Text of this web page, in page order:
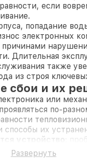
если
попадание
электронных
причинами
Длительная
также
из строя
сбои и их
или
по-
способы их
устройство
:
с цепью питания или
Развернуть